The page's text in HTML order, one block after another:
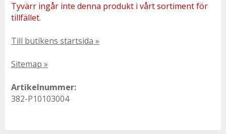
Tyvärr ingår inte denna produkt i vårt sortiment för
tillfället.
Till butikens startsida »
Sitemap »
Artikelnummer:
382-P10103004